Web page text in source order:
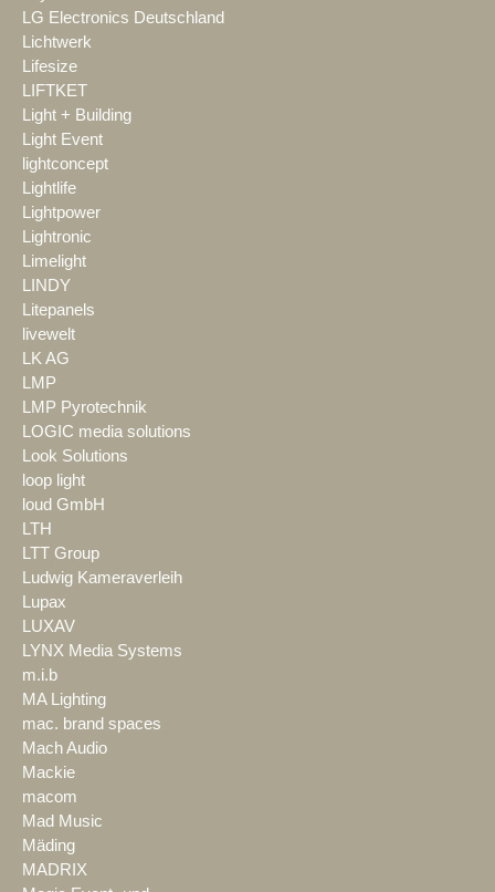
LG Electronics Deutschland
Lichtwerk
Lifesize
LIFTKET
Light + Building
Light Event
lightconcept
Lightlife
Lightpower
Lightronic
Limelight
LINDY
Litepanels
livewelt
LK AG
LMP
LMP Pyrotechnik
LOGIC media solutions
Look Solutions
loop light
loud GmbH
LTH
LTT Group
Ludwig Kameraverleih
Lupax
LUXAV
LYNX Media Systems
m.i.b
MA Lighting
mac. brand spaces
Mach Audio
Mackie
macom
Mad Music
Mäding
MADRIX